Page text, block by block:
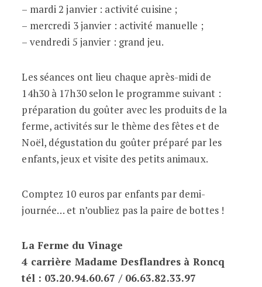
– mardi 2 janvier : activité cuisine ;
– mercredi 3 janvier : activité manuelle ;
– vendredi 5 janvier : grand jeu.
Les séances ont lieu chaque après-midi de
14h30 à 17h30 selon le programme suivant :
préparation du goûter avec les produits de la
ferme, activités sur le thème des fêtes et de
Noël, dégustation du goûter préparé par les
enfants, jeux et visite des petits animaux.
Comptez 10 euros par enfants par demi-
journée… et n’oubliez pas la paire de bottes !
La Ferme du Vinage
4 carrière Madame Desflandres à Roncq
tél : 03.20.94.60.67 / 06.63.82.33.97